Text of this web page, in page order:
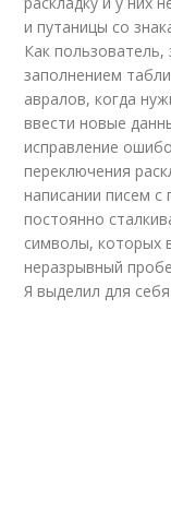
и путаницы со
Как
заполнением
авралов, когда
ввести новые
исправление
переключения
написании писем с
постоянно
символы, которых
неразрывный
Я выделил для